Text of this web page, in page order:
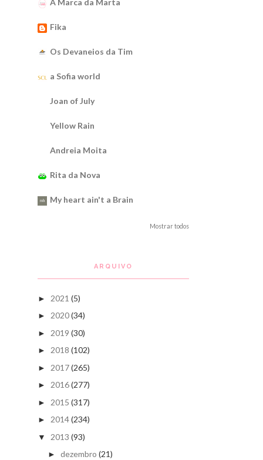
Fika
Os Devaneios da Tim
a Sofia world
Joan of July
Yellow Rain
Andreia Moita
Rita da Nova
My heart ain't a Brain
Mostrar todos
ARQUIVO
► 2021 (5)
► 2020(34)
► 2019 (30)
► 2018 (102)
► 2017(265)
► 2016(277)
► 2015 (317)
► 2014(234)
▼ 2013 (93)
► dezembro (21)